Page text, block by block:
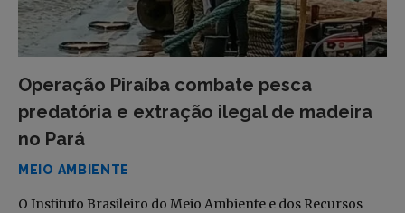
Operação Piraíba combate pesca
predatória e extração ilegal de madeira
no Pará
MEIO AMBIENTE
O Instituto Brasileiro do Meio Ambiente e dos Recursos